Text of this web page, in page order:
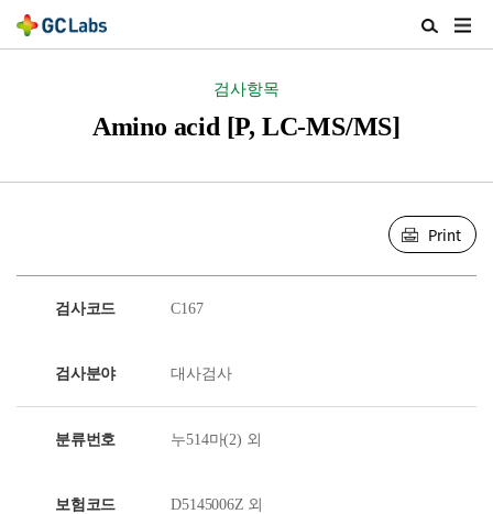
검
색
검사항목
Amino acid [P, LC-MS/MS]
Print
검사코드 C167
검사분야 대사검사
분류번호 누514마(2) 외
보험코드 D5145006Z 외